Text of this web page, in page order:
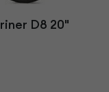
D8 20"